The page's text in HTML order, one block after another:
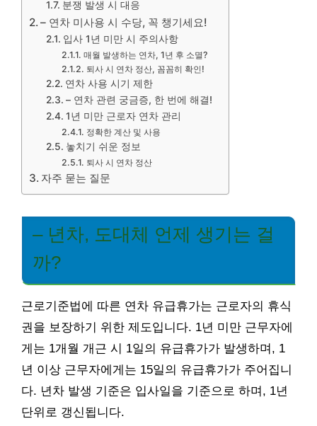
분쟁 발생 시 대응
– 연차 미사용 시 수당, 꼭 챙기세요!
입사 1년 미만 시 주의사항
매월 발생하는 연차, 1년 후 소멸?
퇴사 시 연차 정산, 꼼꼼히 확인!
연차 사용 시기 제한
– 연차 관련 궁금증, 한 번에 해결!
1년 미만 근로자 연차 관리
정확한 계산 및 사용
놓치기 쉬운 정보
퇴사 시 연차 정산
자주 묻는 질문
– 년차, 도대체 언제 생기는 걸
까?
근로기준법에 따른 연차 유급휴가는 근로자의 휴식
권을 보장하기 위한 제도입니다. 1년 미만 근무자에
게는 1개월 개근 시 1일의 유급휴가가 발생하며, 1
년 이상 근무자에게는 15일의 유급휴가가 주어집니
다. 년차 발생 기준은 입사일을 기준으로 하며, 1년
단위로 갱신됩니다.